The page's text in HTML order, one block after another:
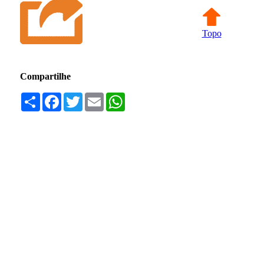
Topo
Compartilhe
Compartilhar
Facebook
TwitterEmail